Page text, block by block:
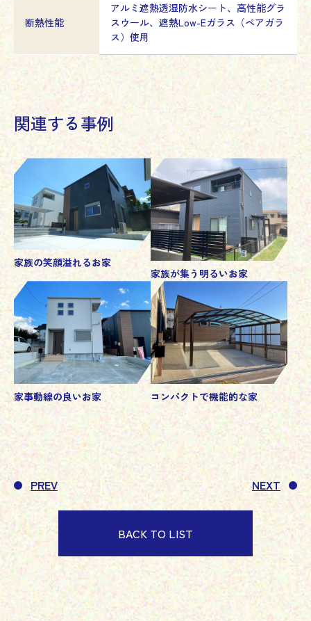
断熱性能
アルミ遮熱透湿防水シート、高性能グラ
スウール、遮熱Low-Eガラス（ペアガラ
ス）使用
関連する事例
家族の笑顔溢れるお家
家族が集う明るいお家
家事動線の良いお家 コンパクトで機能的な家
PREV NEXT
BACK TO LIST